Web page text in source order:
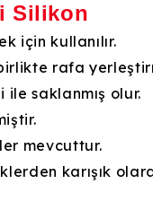
Silikon
için kullanılır.
rafa
ile saklanmış olur.
mevcuttur.
karışık